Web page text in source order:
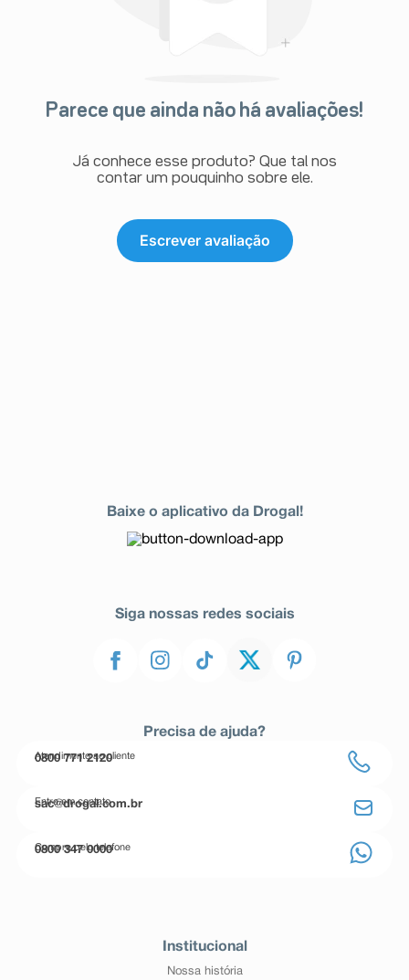
Parece que ainda não há avaliações!
Já conhece esse produto? Que tal nos
contar um pouquinho sobre ele.
Escrever avaliação
Baixe o aplicativo da Drogal!
Siga nossas redes sociais
Precisa de ajuda?
Atendimento ao cliente
0800 771 2120
Entre em contato
sac@drogal.com.br
Compre pelo telefone
0800 347 0000
Institucional
Nossa história